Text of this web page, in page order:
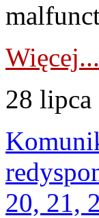
Więcej...
28 lipca
20, 21,